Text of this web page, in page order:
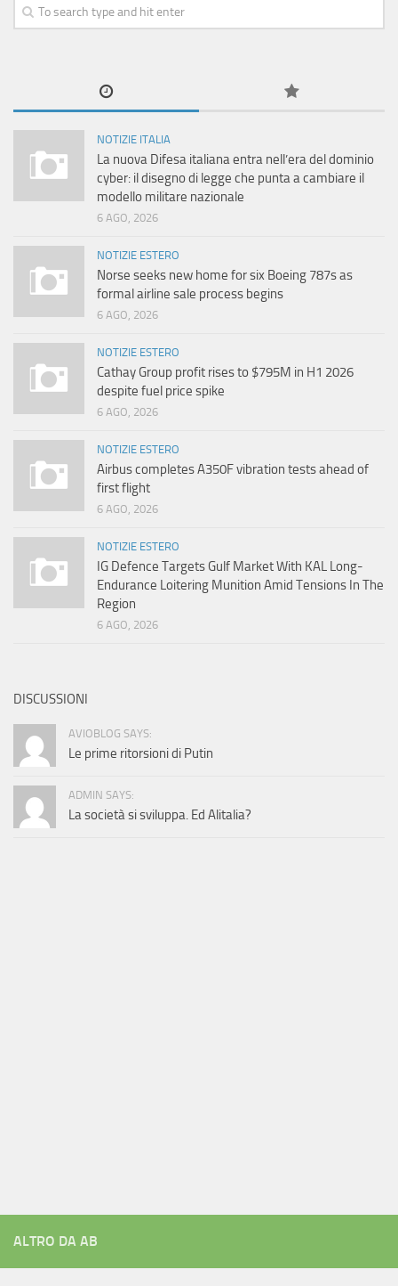
NOTIZIE ITALIA
La nuova Difesa italiana entra nell’era del dominio
cyber: il disegno di legge che punta a cambiare il
modello militare nazionale
6 AGO, 2026
NOTIZIE ESTERO
Norse seeks new home for six Boeing 787s as
formal airline sale process begins
6 AGO, 2026
NOTIZIE ESTERO
Cathay Group profit rises to $795M in H1 2026
despite fuel price spike
6 AGO, 2026
NOTIZIE ESTERO
Airbus completes A350F vibration tests ahead of
first flight
6 AGO, 2026
NOTIZIE ESTERO
IG Defence Targets Gulf Market With KAL Long-
Endurance Loitering Munition Amid Tensions In The
Region
6 AGO, 2026
DISCUSSIONI
AVIOBLOG SAYS:
Le prime ritorsioni di Putin
ADMIN SAYS:
La società si sviluppa. Ed Alitalia?
ALTRO DA AB